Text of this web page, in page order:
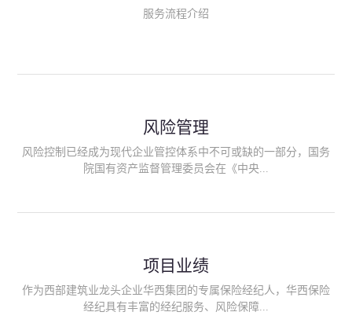
人责任险、首台套/首版次保险、科技保险等）；（三）传统财产
险产品；（六）保险招投标业务。随着业务的开展，华西经纪会
供专业、优质的保险经纪服务。
服务流程介绍
风险管理
风险控制已经成为现代企业管控体系中不可或缺的一部分，国务
院国有资产监督管理委员会在《中央...
能够为客户降低风险管理成本，提高经营效率；能够为企业提供
从风险评估、风险分析、风险防范、风险转移到灾后防损、索赔
等全方位、全过程、专家式的服务，拓展和深化由保险公司提供
项目业绩
作为西部建筑业龙头企业华西集团的专属保险经纪人，华西保险
经纪具有丰富的经纪服务、风险保障...